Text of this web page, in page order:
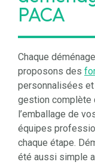
PACA
Chaque
proposons des
personnalisées
gestion complète
l’emballage de
équipes
chaque étape.
été aussi simple